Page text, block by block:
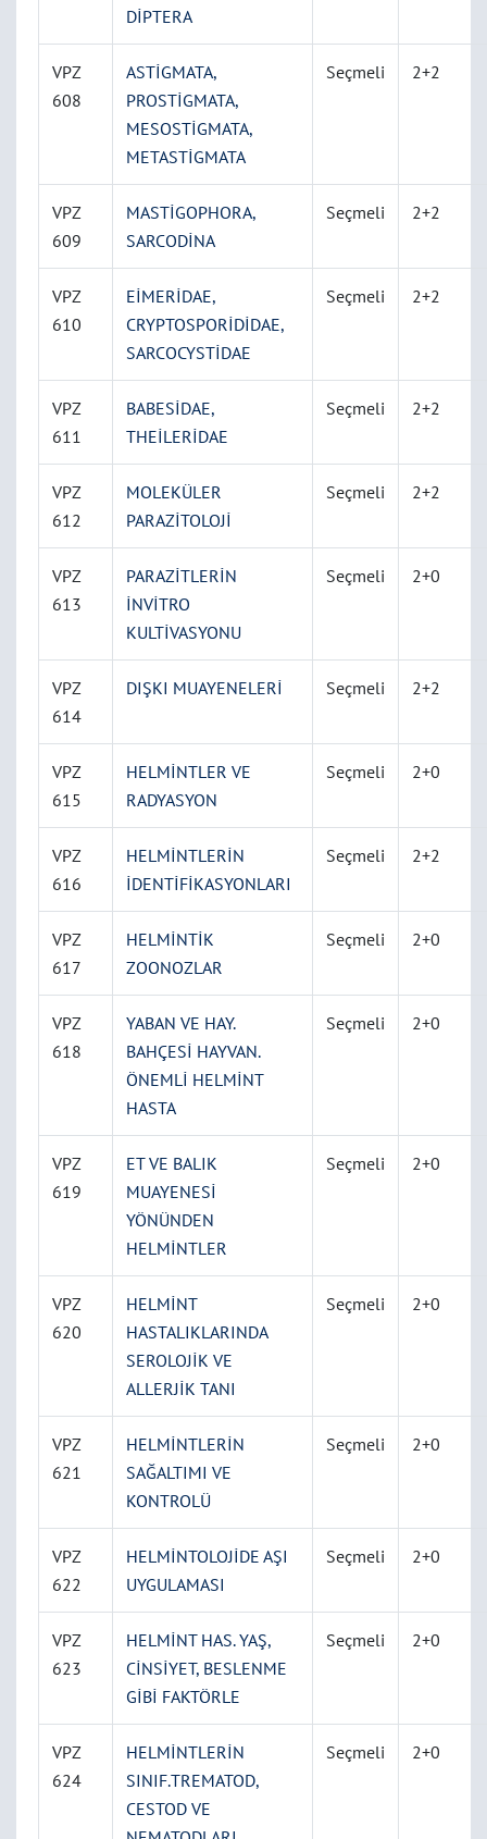
DİPTERA
VPZ
608
ASTİGMATA,
PROSTİGMATA,
MESOSTİGMATA,
METASTİGMATA
Seçmeli 2+2
VPZ
609
MASTİGOPHORA,
SARCODİNA
Seçmeli 2+2
VPZ
610
EİMERİDAE,
CRYPTOSPORİDİDAE,
SARCOCYSTİDAE
Seçmeli 2+2
VPZ
611
BABESİDAE,
THEİLERİDAE
Seçmeli 2+2
VPZ
612
MOLEKÜLER
PARAZİTOLOJİ
Seçmeli 2+2
VPZ
613
PARAZİTLERİN
İNVİTRO
KULTİVASYONU
Seçmeli 2+0
VPZ
614
DIŞKI MUAYENELERİ Seçmeli 2+2
VPZ
615
HELMİNTLER VE
RADYASYON
Seçmeli 2+0
VPZ
616
HELMİNTLERİN
İDENTİFİKASYONLARI
Seçmeli 2+2
VPZ
617
HELMİNTİK
ZOONOZLAR
Seçmeli 2+0
VPZ
618
YABAN VE HAY.
BAHÇESİ HAYVAN.
ÖNEMLİ HELMİNT
HASTA
Seçmeli 2+0
VPZ
619
ET VE BALIK
MUAYENESİ
YÖNÜNDEN
HELMİNTLER
Seçmeli 2+0
VPZ
620
HELMİNT
HASTALIKLARINDA
SEROLOJİK VE
ALLERJİK TANI
Seçmeli 2+0
VPZ
621
HELMİNTLERİN
SAĞALTIMI VE
KONTROLÜ
Seçmeli 2+0
VPZ
622
HELMİNTOLOJİDE AŞI
UYGULAMASI
Seçmeli 2+0
VPZ
623
HELMİNT HAS. YAŞ,
CİNSİYET, BESLENME
GİBİ FAKTÖRLE
Seçmeli 2+0
VPZ
624
HELMİNTLERİN
SINIF.TREMATOD,
CESTOD VE
Seçmeli 2+0